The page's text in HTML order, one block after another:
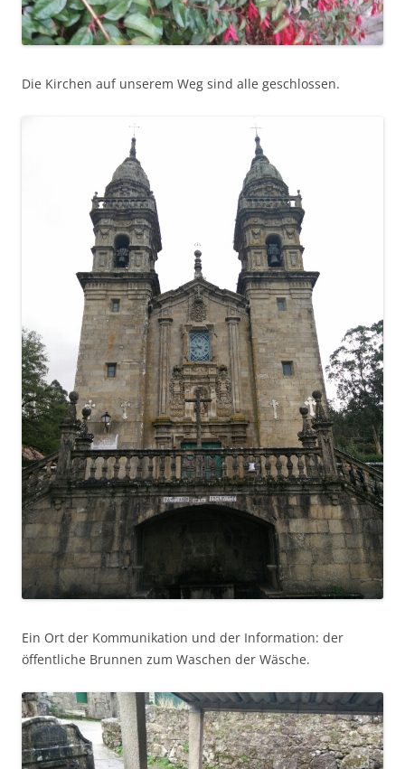
Die Kirchen auf unserem Weg sind alle geschlossen.
Ein Ort der Kommunikation und der Information: der
öffentliche Brunnen zum Waschen der Wäsche.